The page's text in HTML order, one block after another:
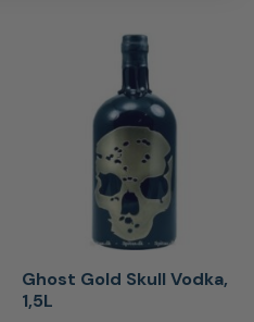
Ghost Gold Skull Vodka,
1,5L